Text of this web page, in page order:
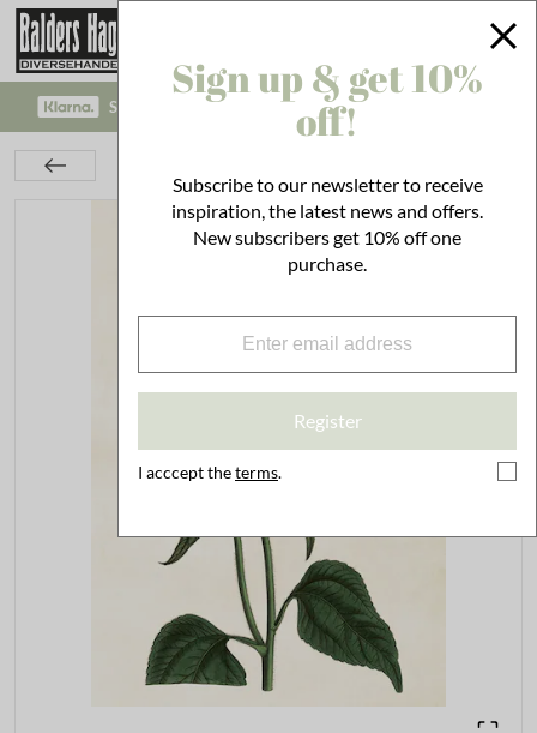
SAFE PAYMENT WITH KLARNA CHECKOUT!
Sign up & get 10%
off!
Subscribe to our newsletter to receive
inspiration, the latest news and offers.
New subscribers get 10% off one
purchase.
Register
I acccept theterms.